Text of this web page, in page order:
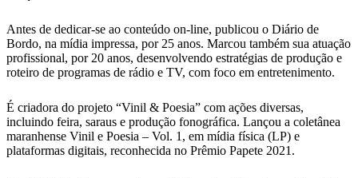
Antes de dedicar-se ao conteúdo on-line, publicou o Diário de
Bordo, na mídia impressa, por 25 anos. Marcou também sua atuação
profissional, por 20 anos, desenvolvendo estratégias de produção e
roteiro de programas de rádio e TV, com foco em entretenimento.
É criadora do projeto “Vinil & Poesia” com ações diversas,
incluindo feira, saraus e produção fonográfica. Lançou a coletânea
maranhense Vinil e Poesia – Vol. 1, em mídia física (LP) e
plataformas digitais, reconhecida no Prêmio Papete 2021.